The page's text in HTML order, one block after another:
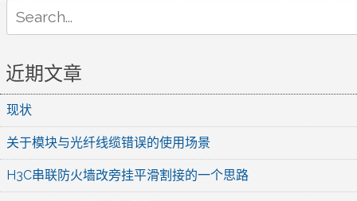
for:
近期文章
现状
关于模块与光纤线缆错误的使用场景
H3C串联防火墙改旁挂平滑割接的一个思路